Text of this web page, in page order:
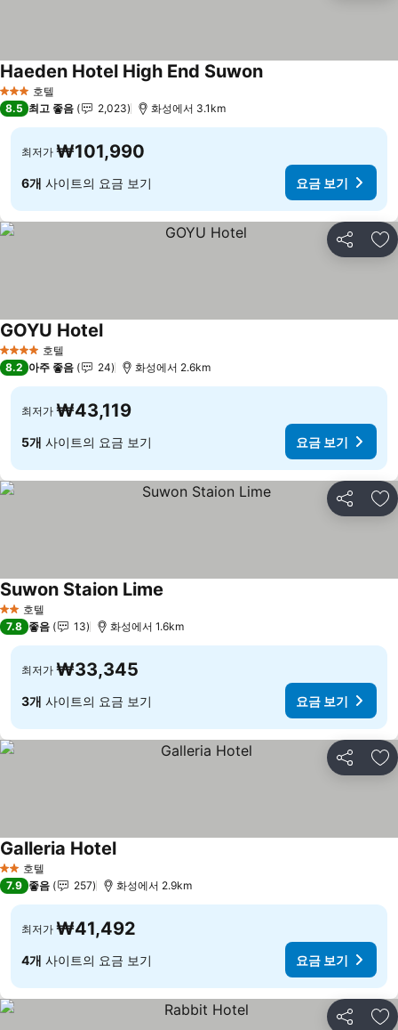
3 성급 호텔
Haeden Hotel High End Suwon요금 보기
8.5 최고 좋음 2,023 화성에서 3.1km
최저가 ₩101,990
6개 사이트의 요금 보기 요금 보기
공유 즐
4 성급 호텔
GOYU Hotel요금 보기
8.2 아주 좋음 24 화성에서 2.6km
최저가 ₩43,119
5개 사이트의 요금 보기 요금 보기
공유 즐
2 성급호텔
Suwon Staion Lime
7.8 좋음 13 화성에서 1.6km
최저가 ₩33,345
3개 사이트의 요금 보기 요금 보기
공유 즐
2 성급호텔
Galleria Hotel요금 보기
7.9 좋음 257 화성에서 2.9km
최저가 ₩41,492
4개 사이트의 요금 보기 요금 보기
공유 즐